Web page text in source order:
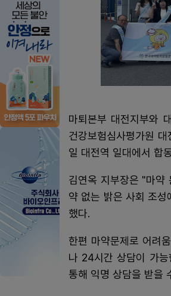
마퇴본부 대전지부와
건강보험심사평가원
일 대전역 일대에서 합
김연옥 지부장은 "마약
약 없는 밝은 사회 조성
했다.
한편 마약문제로 어려
나 24시간 상담이 가
통해 익명 상담을 받을